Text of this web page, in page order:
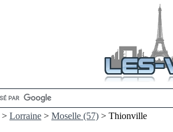
> Lorraine > Moselle (57) > Thionville